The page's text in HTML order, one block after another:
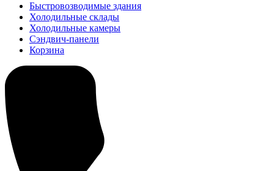
Быстровозводимые здания
Холодильные склады
Холодильные камеры
Сэндвич-панели
Корзина